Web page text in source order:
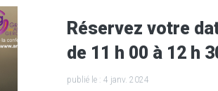
Réservez votre
de 11 h 00 à 12 h
publié le : 4 janv. 2024